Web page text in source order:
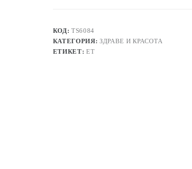
за
WiFi
сигнал
КОД:TS6084
КАТЕГОРИЯ: ЗДРАВЕ И КРАСОТА
ЕТИКЕТ: ЕТ